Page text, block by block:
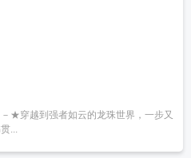
★穿越到强者如云的龙珠世界，一步又
...